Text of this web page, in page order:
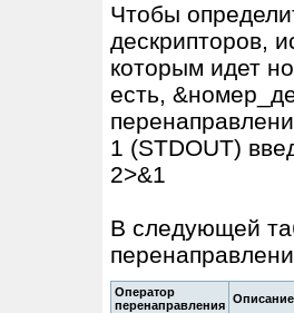
Чтобы
дескрипторов,
которым идет
есть,
1 (STDOUT)
2>&1
В следующей
Оператор
перенаправления Описание